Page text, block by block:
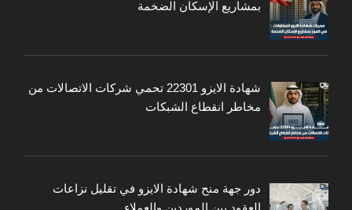
بمشاريع الإسكان الضخمة
شهادة الايزو 22301 تحمي شركات الاتصالات من
مخاطر انقطاع الشبكات
دور جهة منح شهادة الايزو في تقليل نزاعات